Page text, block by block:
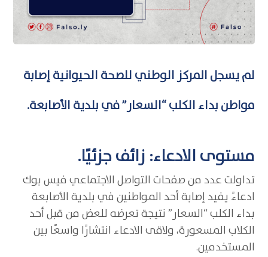
لم يسجل المركز الوطني للصحة الحيوانية إصابة
مواطن بداء الكلب “السعار” في بلدية الأصابعة.
مستوى الادعاء: زائف جزئيًا.
تداولت عدد من صفحات التواصل الاجتماعي فيس بوك
ادعاءً يفيد إصابة أحد المواطنين في بلدية الأصابعة
بداء الكلب “السعار” نتيجة تعرضه للعض من قبل أحد
الكلاب المسعورة، ولاقى الادعاء انتشارًا واسعًا بين
المستخدمين.